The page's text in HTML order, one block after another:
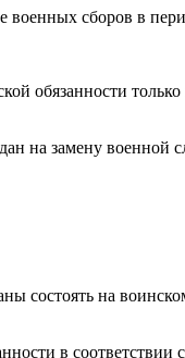
военных сборов в
обязанности
на замену
состоять на
в